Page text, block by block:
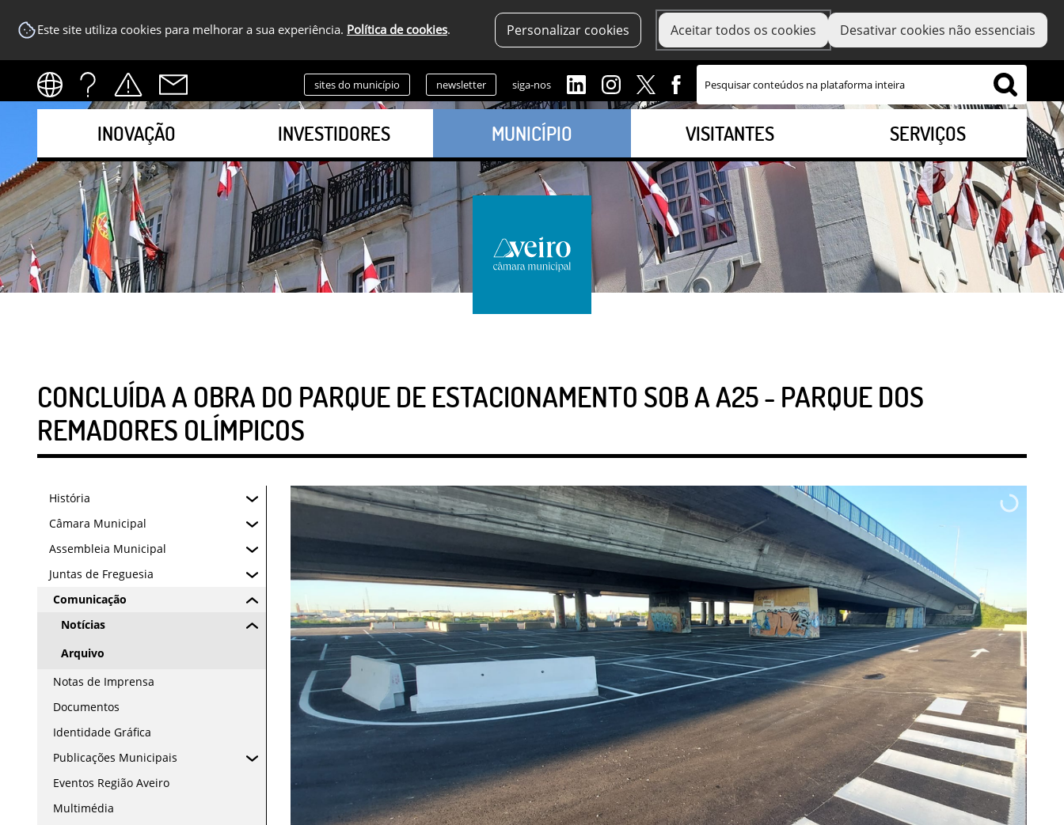
Este site utiliza cookies para melhorar a sua experiência. Política de cookies. Personalizar cookies Aceitar todos os cookies Desativar cookies não essenciais
sites do município newsletter siga-nos
INOVAÇÃO INVESTIDORES MUNICÍPIO VISITANTES SERVIÇOS
CONCLUÍDA A OBRA DO PARQUE DE ESTACIONAMENTO SOB A A25 - PARQUE DOS
REMADORES OLÍMPICOS
História
Câmara Municipal
Assembleia Municipal
Juntas de Freguesia
Comunicação
Notícias
Arquivo
Notas de Imprensa
Documentos
Identidade Gráfica
Publicações Municipais
Eventos Região Aveiro
Multimédia